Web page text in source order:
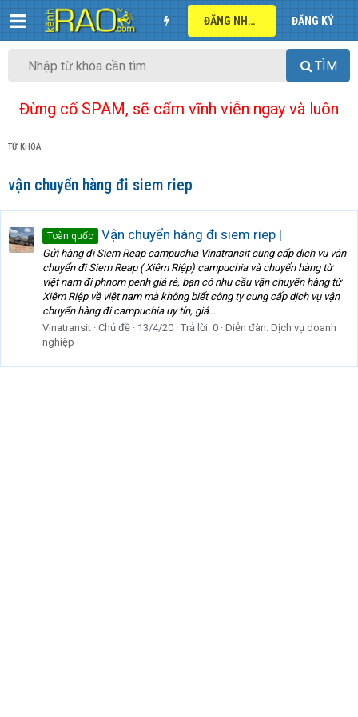
ĐĂNG NHẬP ĐĂNG KÝ
TÌM
Đừng cố SPAM, sẽ cấm vĩnh viễn ngay và luôn
TỪ KHÓA
vận chuyển hàng đi siem riep
Toàn quốc Vận chuyển hàng đi siem riep |
Gửi hàng đi Siem Reap campuchia Vinatransit cung cấp dịch vụ vận
chuyển đi Siem Reap ( Xiêm Riệp) campuchia và chuyển hàng từ
việt nam đi phnom penh giá rẻ, bạn có nhu cầu vận chuyển hàng từ
Xiêm Riệp về việt nam mà không biết công ty cung cấp dịch vụ vận
chuyển hàng đi campuchia uy tín, giá...
Vinatransit Chủ đề 13/4/20 Trả lời: 0 Diễn đàn: Dịch vụ doanh
nghiệp